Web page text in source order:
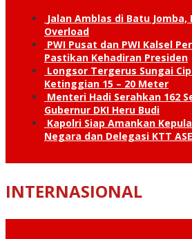
Jalan Amblas di Batu Jomba,
Overload
PWI Pusat dan PWI Kalsel
Pastikan Kehadiran Presiden
Longsor Tergerus Sungai
Ketinggian 15 – 20 Meter
Menteri Hadi Serahkan 162
Gubernur DKI Heru Budi
Kapolri Siap Amankan
Negara dan Delegasi KTT
INTERNASIONAL